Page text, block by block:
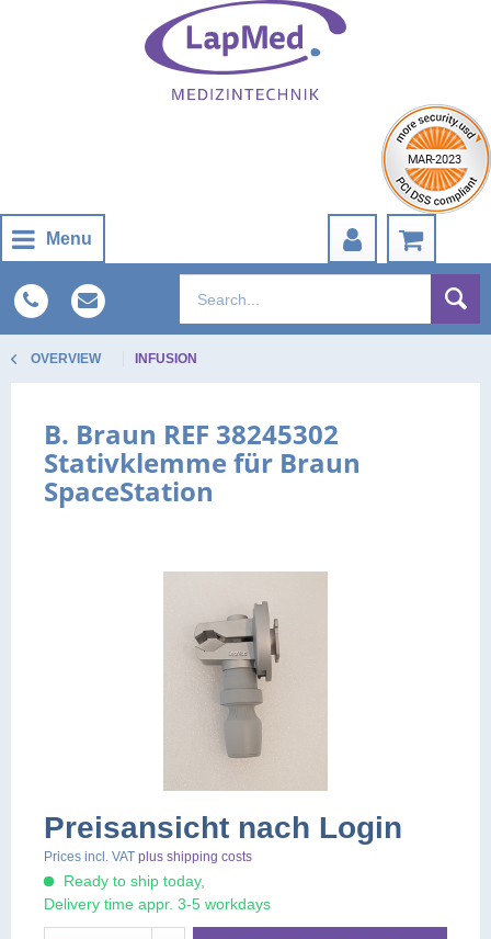
Menu
OVERVIEW INFUSION
B. Braun REF 38245302
Stativklemme für Braun
SpaceStation
Preisansicht nach Login
Prices incl. VAT plus shipping costs
Ready to ship today,
Delivery time appr. 3-5 workdays